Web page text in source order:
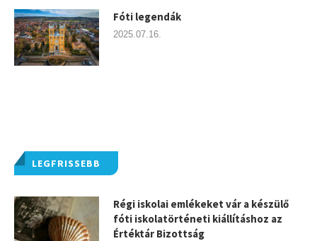
LEGFRISSEBB
Régi iskolai emlékeket vár a készülő
fóti iskolatörténeti kiállításhoz az
Értéktár Bizottság
Fóti legendák
2025.07.16.